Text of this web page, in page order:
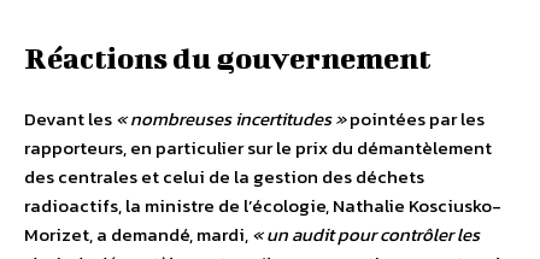
Réactions du gouvernement
Devant les« nombreuses incertitudes »pointées par les
rapporteurs, en particulier sur le prix du démantèlement
des centrales et celui de la gestion des déchets
radioactifs, la ministre de l’écologie, Nathalie Kosciusko-
Morizet, a demandé, mardi,« un audit pour contrôler les